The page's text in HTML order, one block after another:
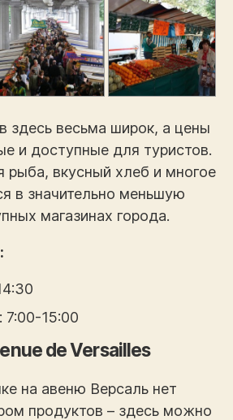
здесь весьма широк, а цены
и доступные для туристов.
рыба, вкусный хлеб и многое
в значительно меньшую
магазинах города.
7:00-15:00
de Versailles
на авеню Версаль нет
продуктов – здесь можно